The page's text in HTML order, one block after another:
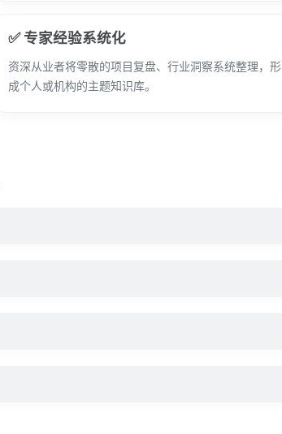
✅ 专家经验系统化
资深从业者将零散的项目复盘、行业洞察系统整理，形
成个人或机构的主题知识库。